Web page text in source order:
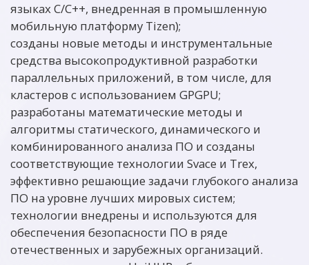
языках С/С++, внедренная в промышленную
мобильную платформу Tizen);
созданы новые методы и инструментальные
средства высокопродуктивной разработки
параллельных приложений, в том числе, для
кластеров с использованием GPGPU;
разработаны математические методы и
алгоритмы статического, динамического и
комбинированного анализа ПО и созданы
соответствующие технологии Svace и Trex,
эффективно решающие задачи глубокого анализа
ПО на уровне лучших мировых систем;
технологии внедрены и используются для
обеспечения безопасности ПО в ряде
отечественных и зарубежных организаций.